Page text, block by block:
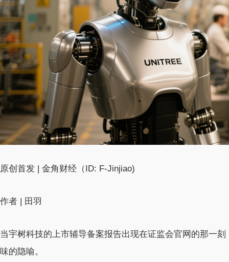
原创首发 | 金角财经（ID: F-Jinjiao)
作者 | 田羽
当宇树科技的上市辅导备案报告出现在证监会官网的那一
味的隐喻。